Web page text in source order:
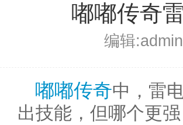
嘟嘟传奇
编辑
嘟嘟传奇中，雷
出技能，但哪个更